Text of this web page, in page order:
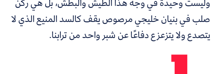
صلب في بنيان خليجي مرصوص يقف كالسد المنيع الذي لا
يتصدع ولا يتزعزع دفاعًا عن شبر واحد من ترابنا.